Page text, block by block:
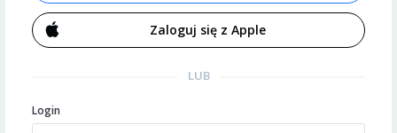
Zaloguj się z Apple
LUB
Login